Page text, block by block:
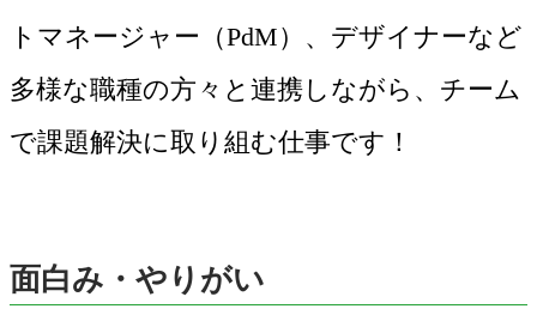
トマネージャー（PdM）、デザイナーなど
多様な職種の方々と連携しながら、チーム
で課題解決に取り組む仕事です！
面白み・やりがい